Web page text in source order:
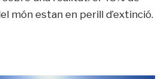
món estan en perill d’extinció.